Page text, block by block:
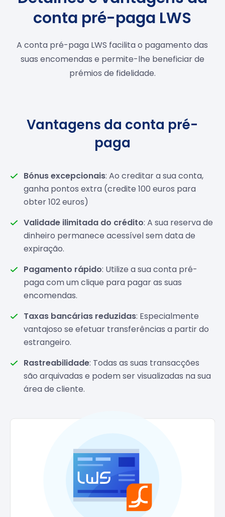
conta pré-paga LWS
A conta pré-paga LWS facilita o pagamento das
suas encomendas e permite-lhe beneficiar de
prémios de fidelidade.
Vantagens da conta pré-
paga
Bónus excepcionais: Ao creditar a sua conta,
ganha pontos extra (credite 100 euros para
obter 102 euros)
Validade ilimitada do crédito: A sua reserva de
dinheiro permanece acessível sem data de
expiração.
Pagamento rápido: Utilize a sua conta pré-
paga com um clique para pagar as suas
encomendas.
Taxas bancárias reduzidas: Especialmente
vantajoso se efetuar transferências a partir do
estrangeiro.
Rastreabilidade: Todas as suas transacções
são arquivadas e podem ser visualizadas na sua
área de cliente.